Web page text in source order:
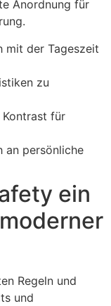
Anordnung für
mit der Tageszeit
zu
Kontrast für
an persönliche
ein
Regeln und
und